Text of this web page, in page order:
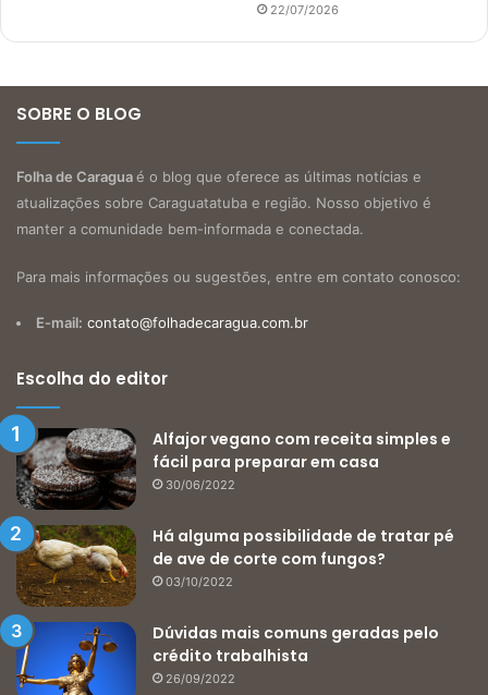
22/07/2026
SOBRE O BLOG
Folha de Caraguaé o blog que oferece as últimas notícias e
atualizações sobre Caraguatatuba e região. Nosso objetivo é
manter a comunidade bem-informada e conectada.
Para mais informações ou sugestões, entre em contato conosco:
E-mail: contato@folhadecaragua.com.br
Escolha do editor
Alfajor vegano com receita simples e
fácil para preparar em casa
30/06/2022
Há alguma possibilidade de tratar pé
de ave de corte com fungos?
03/10/2022
Dúvidas mais comuns geradas pelo
crédito trabalhista
26/09/2022